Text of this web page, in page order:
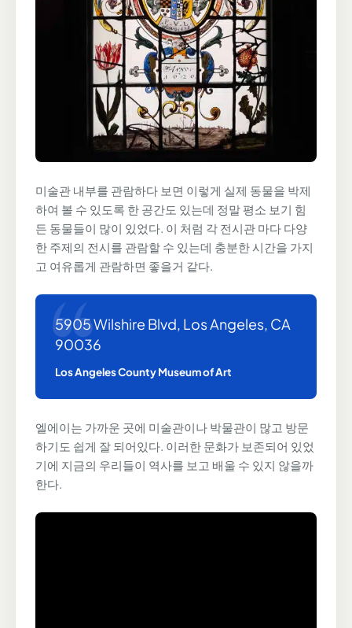
미술관 내부를 관람하다 보면 이렇게 실제 동물을 박제
하여 볼 수 있도록 한 공간도 있는데 정말 평소 보기 힘
든 동물들이 많이 있었다. 이 처럼 각 전시관 마다 다양
한 주제의 전시를 관람할 수 있는데 충분한 시간을 가지
고 여유롭게 관람하면 좋을거 같다.
5905 Wilshire Blvd, Los Angeles, CA
90036
Los Angeles County Museum of Art
엘에이는 가까운 곳에 미술관이나 박물관이 많고 방문
하기도 쉽게 잘 되어있다. 이러한 문화가 보존되어 있었
기에 지금의 우리들이 역사를 보고 배울 수 있지 않을까
한다.